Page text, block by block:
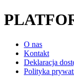
O nas
Kontakt
Deklaracja
Polityka